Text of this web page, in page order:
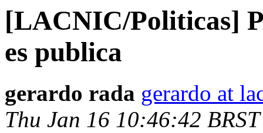
[LACNIC/Politicas]
es publica
gerardo rada gerardo at
Thu Jan 16 10:46:42